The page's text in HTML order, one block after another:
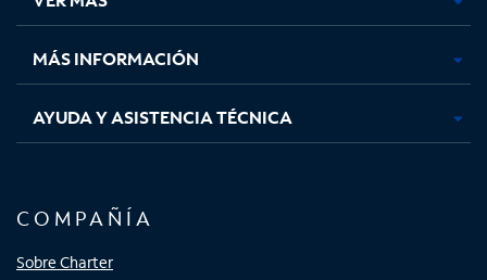
pestaña
nueva
pestaña
nueva
pestaña
nuevanueva
MÁS INFORMACIÓN
AYUDA Y ASISTENCIA TÉCNICA
COMPAÑÍA
Sobre Charter